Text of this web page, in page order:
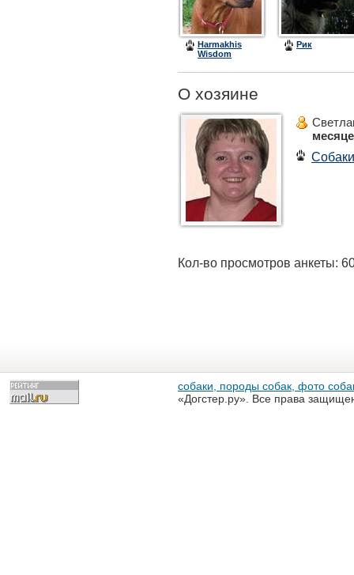
Harmakhis
Wisdom
Aresvuma
Рик
О хозяине
Собаки
Кол-во просмотров анкеты:
собаки, породы собак, фото
«Догстер.ру». Все права